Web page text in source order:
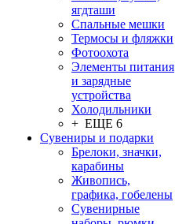
ягдташи
Спальные мешки
Термосы и фляжки
Фотоохота
Элементы питания
и зарядные
устройства
Холодильники
+ ЕЩЕ 6
Сувениры и подарки
Брелоки, значки,
карабины
Живопись,
графика, гобелены
Сувенирные